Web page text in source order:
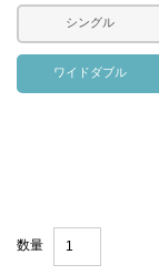
シングル
ワイドダブル